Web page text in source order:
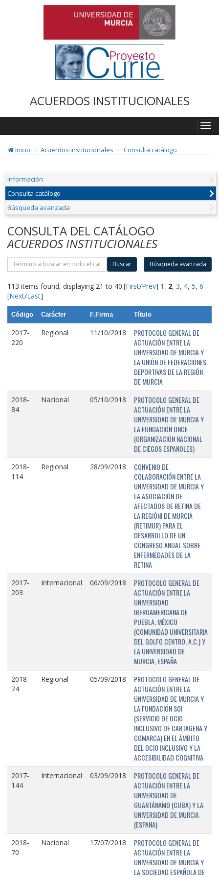
ACUERDOS INSTITUCIONALES
Inicio
Acuerdos institucionales Consulta catálogo
Información
Consulta catálogo
Búsqueda avanzada
CONSULTA DEL CATÁLOGO
ACUERDOS INSTITUCIONALES
Buscar Búsqueda avanzada
113 items found, displaying 21 to 40.[First/Prev] 1 , 2, 3, 4, 5, 6
[Next/Last]
Código Carácter F.Firma Título
2017-
220
Regional 11/10/2018
PROTOCOLO GENERAL DE
ACTUACIÓN ENTRE LA
UNIVERSIDAD DE MURCIA Y
LA UNIÓN DE FEDERACIONES
DEPORTIVAS DE LA REGIÓN
DE MURCIA
2018-
84
Nacional 05/10/2018
PROTOCOLO GENERAL DE
ACTUACIÓN ENTRE LA
UNIVERSIDAD DE MURCIA Y
LA FUNDACIÓN ONCE
(ORGANIZACIÓN NACIONAL
DE CIEGOS ESPAÑOLES)
2018-
114
Regional 28/09/2018
CONVENIO DE
COLABORACIÓN ENTRE LA
UNIVERSIDAD DE MURCIA Y
LA ASOCIACIÓN DE
AFECTADOS DE RETINA DE
LA REGIÓNI DE MURCIA
(RETIMUR) PARA EL
DESARROLLO DE UN
CONGRESO ANUAL SOBRE
ENFERMEDADES DE LA
RETINA
2017-
203
Internacional 06/09/2018
PROTOCOLO GENERAL DE
ACTUACIÓN ENTRE LA
UNIVERSIDAD
IBEROAMERICANA DE
PUEBLA, MÉXICO
(COMUNIDAD UNIVERSITARIA
DEL GOLFO CENTRO, A.C.) Y
LA UNIVERSIDAD DE
MURCIA, ESPAÑA
2018-
74
Regional 05/09/2018
PROTOCOLO GENERAL DE
ACTUACIÓN ENTRE LA
UNIVERSIDAD DE MURCIA Y
LA FUNDACIÓN SOI
(SERVICIO DE OCIO
INCLUSIVO DE CARTAGENA Y
COMARCA) EN EL ÁMBITO
DEL OCIO INCLUSIVO Y LA
ACCESIBILIDAD COGNITIVA
2017-
144
Internacional 03/09/2018
PROTOCOLO GENERAL DE
ACTUACIÓN ENTRE LA
UNIVERSIDAD DE
GUANTÁNAMO (CUBA) Y LA
UNIVERSIDAD DE MURCIA
(ESPAÑA)
2018-
70
Nacional 17/07/2018
PROTOCOLO GENERAL DE
ACTUACIÓN ENTRE LA
UNIVERSIDAD DE MURCIA Y
LA SOCIEDAD ESPAÑOLA DE